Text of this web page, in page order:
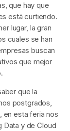
que hay que
está curtiendo.
lugar, la gran
cuales se han
buscan
que mejor
que la
postgrados,
en esta feria nos
Data y de Cloud